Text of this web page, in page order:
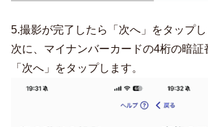
5.撮影が完了したら「次へ」をタップし
次に、マイナンバーカードの4桁の暗証
「次へ」をタップします。